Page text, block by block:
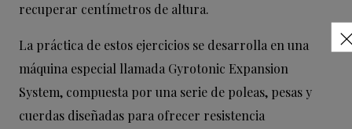
recuperar centímetros de altura.
La práctica de estos ejercicios se desarrolla en una
máquina especial llamada Gyrotonic Expansion
System, compuesta por una serie de poleas, pesas y
cuerdas diseñadas para ofrecer resistencia